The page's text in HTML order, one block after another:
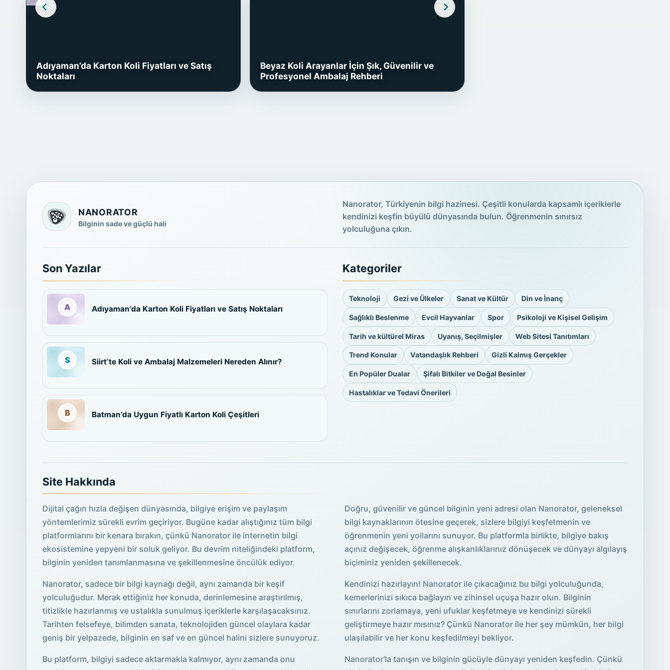
Adıyaman’da Karton Koli Fiyatları ve Satış
Noktaları
Beyaz Koli Arayanlar İçin Şık, Güvenilir ve
Profesyonel Ambalaj Rehberi
NANORATOR
Bilginin sade ve güçlü hali
Nanorator, Türkiyenin bilgi hazinesi. Çeşitli konularda kapsamlı içeriklerle
kendinizi keşfin büyülü dünyasında bulun. Öğrenmenin sınırsız
yolculuğuna çıkın.
Son Yazılar
Adıyaman’da Karton Koli Fiyatları ve Satış Noktaları
Siirt’te Koli ve Ambalaj Malzemeleri Nereden Alınır?
Batman’da Uygun Fiyatlı Karton Koli Çeşitleri
Kategoriler
Teknoloji Gezi ve Ülkeler Sanat ve Kültür Din ve İnanç
Sağlıklı Beslenme Evcil Hayvanlar Spor Psikoloji ve Kişisel Gelişim
Tarih ve kültürel Miras Uyanış, Seçilmişler Web Sitesi Tanıtımları
Trend Konular Vatandaşlık Rehberi Gizli Kalmış Gerçekler
En Popüler Dualar Şifalı Bitkiler ve Doğal Besinler
Hastalıklar ve Tedavi Önerileri
Site Hakkında
Dijital çağın hızla değişen dünyasında, bilgiye erişim ve paylaşım
yöntemlerimiz sürekli evrim geçiriyor. Bugüne kadar alıştığınız tüm bilgi
platformlarını bir kenara bırakın, çünkü Nanorator ile internetin bilgi
ekosistemine yepyeni bir soluk geliyor. Bu devrim niteliğindeki platform,
bilginin yeniden tanımlanmasına ve şekillenmesine öncülük ediyor.
Nanorator, sadece bir bilgi kaynağı değil, aynı zamanda bir keşif
yolculuğudur. Merak ettiğiniz her konuda, derinlemesine araştırılmış,
titizlikle hazırlanmış ve ustalıkla sunulmuş içeriklerle karşılaşacaksınız.
Tarihten felsefeye, bilimden sanata, teknolojiden güncel olaylara kadar
geniş bir yelpazede, bilginin en saf ve en güncel halini sizlere sunuyoruz.
Bu platform, bilgiyi sadece aktarmakla kalmıyor, aynı zamanda onu
Doğru, güvenilir ve güncel bilginin yeni adresi olan Nanorator, geleneksel
bilgi kaynaklarının ötesine geçerek, sizlere bilgiyi keşfetmenin ve
öğrenmenin yeni yollarını sunuyor. Bu platformla birlikte, bilgiye bakış
açınız değişecek, öğrenme alışkanlıklarınız dönüşecek ve dünyayı algılayış
biçiminiz yeniden şekillenecek.
Kendinizi hazırlayın! Nanorator ile çıkacağınız bu bilgi yolculuğunda,
kemerlerinizi sıkıca bağlayın ve zihinsel uçuşa hazır olun. Bilginin
sınırlarını zorlamaya, yeni ufuklar keşfetmeye ve kendinizi sürekli
geliştirmeye hazır mısınız? Çünkü Nanorator ile her şey mümkün, her bilgi
ulaşılabilir ve her konu keşfedilmeyi bekliyor.
Nanorator'la tanışın ve bilginin gücüyle dünyayı yeniden keşfedin. Çünkü